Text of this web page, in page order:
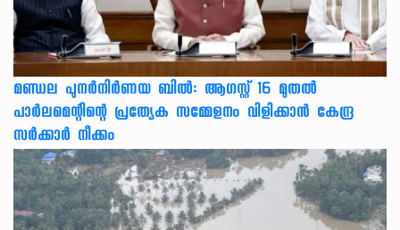
മണ്ഡല പുനർനിർണയ ബിൽ: ആഗസ്റ്റ് 16 മുതൽ
പാർലമെന്റിന്റെ പ്രത്യേക സമ്മേളനം വിളിക്കാൻ കേന്ദ്ര
സർക്കാർ നീക്കം